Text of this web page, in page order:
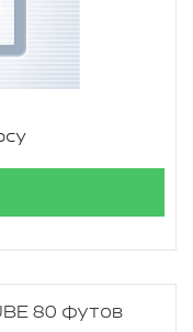
80 футов